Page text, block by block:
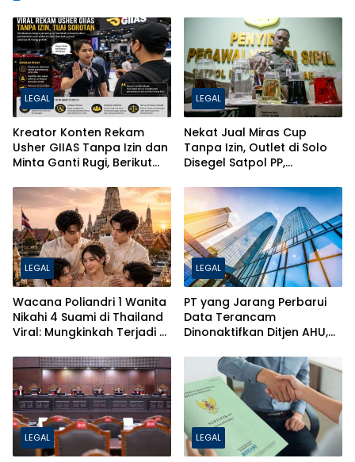
LEGAL
Kreator Konten Rekam
Usher GIIAS Tanpa Izin dan
Minta Ganti Rugi, Berikut
LEGAL
Nekat Jual Miras Cup
Tanpa Izin, Outlet di Solo
Disegel Satpol PP,
MB untuk Bisnis
LEGAL
Wacana Poliandri 1 Wanita
Nikahi 4 Suami di Thailand
Viral: Mungkinkah Terjadi di
Hukumnya!
LEGAL
PT yang Jarang Perbarui
Data Terancam
Dinonaktifkan Ditjen AHU,
LEGAL LEGAL